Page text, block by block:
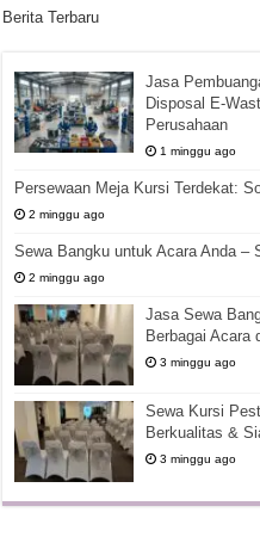
Berita Terbaru
Jasa
Disposal E-
Perusahaan
1 minggu ago
Persewaan Meja Kursi Terdekat:
2 minggu ago
Sewa Bangku untuk Acara Anda –
2 minggu ago
Jasa Sewa
Berbagai Acara
3 minggu ago
Sewa Kursi
Berkualitas &
3 minggu ago